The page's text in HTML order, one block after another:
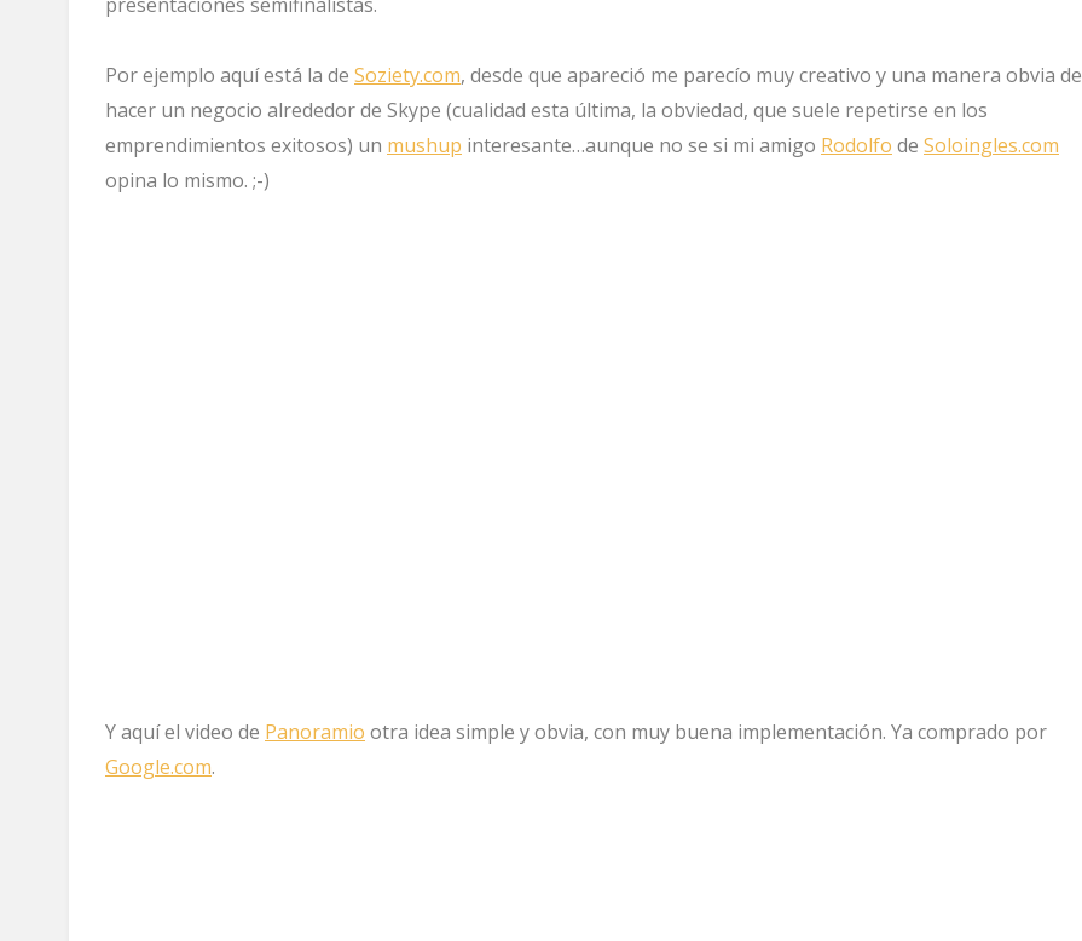
Por ejemplo aquí está la de Soziety.com, desde que apareció me parecío muy creativo y una manera obvia de
hacer un negocio alrededor de Skype (cualidad esta última, la obviedad, que suele repetirse en los
emprendimientos exitosos) un mushup interesante…aunque no se si mi amigo Rodolfo de Soloingles.com
opina lo mismo. ;-)
Y aquí el video de Panoramio otra idea simple y obvia, con muy buena implementación. Ya comprado por
Google.com.